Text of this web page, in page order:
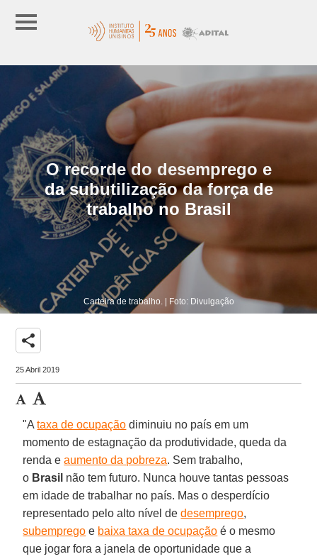
O recorde do desemprego e
da subutilização da força de
trabalho no Brasil
Carteira de trabalho. | Foto: Divulgação
share
25 Abril 2019
"Ataxa de ocupação diminuiu no país em um
momento de estagnação da produtividade, queda da
renda eaumento da pobreza. Sem trabalho,
o Brasil não tem futuro. Nunca houve tantas pessoas
em idade de trabalhar no país. Mas o desperdício
representado pelo alto nível dedesemprego,
subemprego e baixa taxa de ocupação é o mesmo
que jogar fora a janela de oportunidade que a